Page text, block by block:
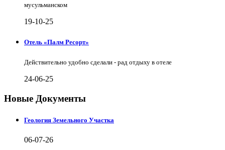
мусульманском
19-10-25
Отель «Палм Ресорт»
Действительно удобно сделали - рад отдыху в отеле
24-06-25
Новые Документы
Геология Земельного Участка
06-07-26